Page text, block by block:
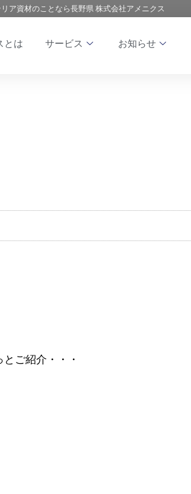
ア資材のことなら長野県 株式会社アメニクス
とは サービス お知らせ
ご紹介・・・